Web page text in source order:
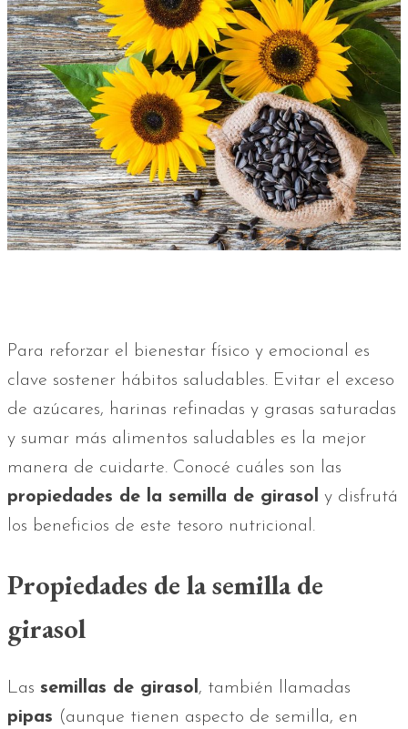
Para reforzar el bienestar físico y emocional es
clave sostener hábitos saludables. Evitar el exceso
de azúcares, harinas refinadas y grasas saturadas
y sumar más alimentos saludables es la mejor
manera de cuidarte. Conocé cuáles son las
propiedades de la semilla de girasol y disfrutá
los beneficios de este tesoro nutricional.
Propiedades de la semilla de
girasol
Las semillas de girasol, también llamadas
pipas (aunque tienen aspecto de semilla, en